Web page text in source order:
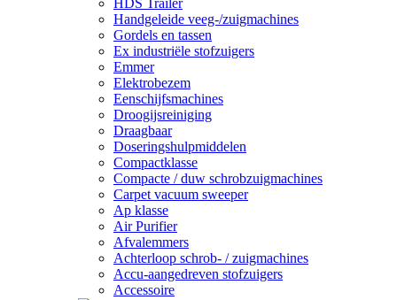
Handgeleide veeg-/zuigmachines
Gordels en tassen
Ex industriële stofzuigers
Emmer
Elektrobezem
Eenschijfsmachines
Droogijsreiniging
Draagbaar
Doseringshulpmiddelen
Compactklasse
Compacte / duw schrobzuigmachines
Carpet vacuum sweeper
Ap klasse
Air Purifier
Afvalemmers
Achterloop schrob- / zuigmachines
Accu-aangedreven stofzuigers
Accessoire